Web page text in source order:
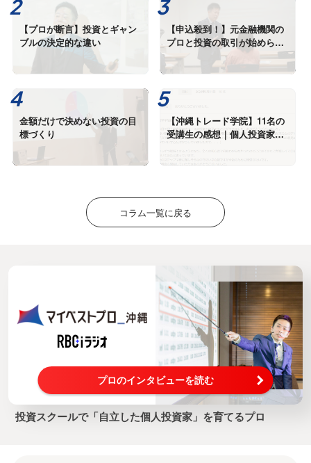
【プロが断言】投資とギャン
ブルの決定的な違い
【申込殺到！】元金融機関の
プロと投資の取引が始められ
る投資入門講座
金額だけで決めない投資の目
標づくり
【沖縄トレード学院】11名の
受講生の感想｜個人投資家育
コラム一覧に戻る
プロのインタビューを読む
投資スクールで「自立した個人投資家」を育てるプロ